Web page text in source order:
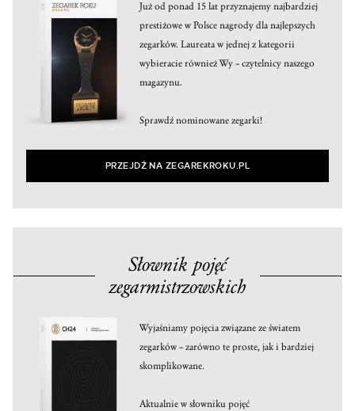
Już od ponad 15 lat przyznajemy najbardziej
prestiżowe w Polsce nagrody dla najlepszych
zegarków. Laureata w jednej z kategorii
wybieracie również Wy – czytelnicy naszego
magazynu.
Sprawdź nominowane zegarki!
PRZEJDŹ NA ZEGAREKROKU.PL
Słownik pojęć
zegarmistrzowskich
Wyjaśniamy pojęcia związane ze światem
zegarków – zarówno te proste, jak i bardziej
skomplikowane.
Aktualnie w słowniku pojęć